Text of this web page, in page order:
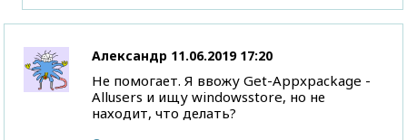
Александр 11.06.2019 17:20
Не помогает. Я ввожу Get-Appxpackage -
Allusers и ищу windowsstore, но не
находит, что делать?